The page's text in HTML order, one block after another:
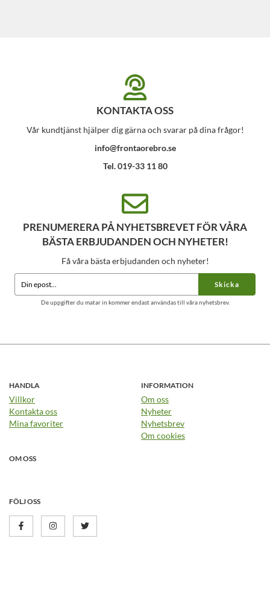
KONTAKTA OSS
Vår kundtjänst hjälper dig gärna och svarar på dina frågor!
info@frontaorebro.se
Tel. 019-33 11 80
PRENUMERERA PÅ NYHETSBREVET FÖR VÅRA
BÄSTA ERBJUDANDEN OCH NYHETER!
Få våra bästa erbjudanden och nyheter!
Skicka
De uppgifter du matar in kommer endast användas till våra nyhetsbrev.
HANDLA
Villkor
Kontakta oss
Mina favoriter
INFORMATION
Om oss
Nyheter
Nyhetsbrev
Om cookies
OM OSS
FÖLJ OSS